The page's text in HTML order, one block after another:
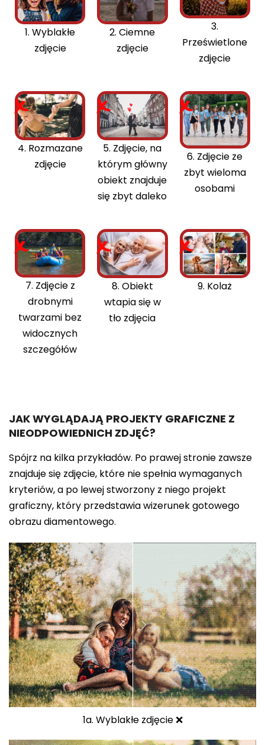
1. Wyblakłe
zdjęcie
2. Ciemne
zdjęcie
3.
Prześwietlone
zdjęcie
4. Rozmazane
zdjęcie
5. Zdjęcie, na
którym główny
obiekt znajduje
się zbyt daleko
6. Zdjęcie ze
zbyt wieloma
osobami
7. Zdjęcie z
drobnymi
twarzami bez
widocznych
szczegółów
8. Obiekt
wtapia się w
tło zdjęcia
9. Kolaż
JAK WYGLĄDAJĄ PROJEKTY GRAFICZNE Z
NIEODPOWIEDNICH ZDJĘĆ?
Spójrz na kilka przykładów. Po prawej stronie zawsze
znajduje się zdjęcie, które nie spełnia wymaganych
kryteriów, a po lewej stworzony z niego projekt
graficzny, który przedstawia wizerunek gotowego
obrazu diamentowego.
1a. Wyblakłe zdjęcie ❌